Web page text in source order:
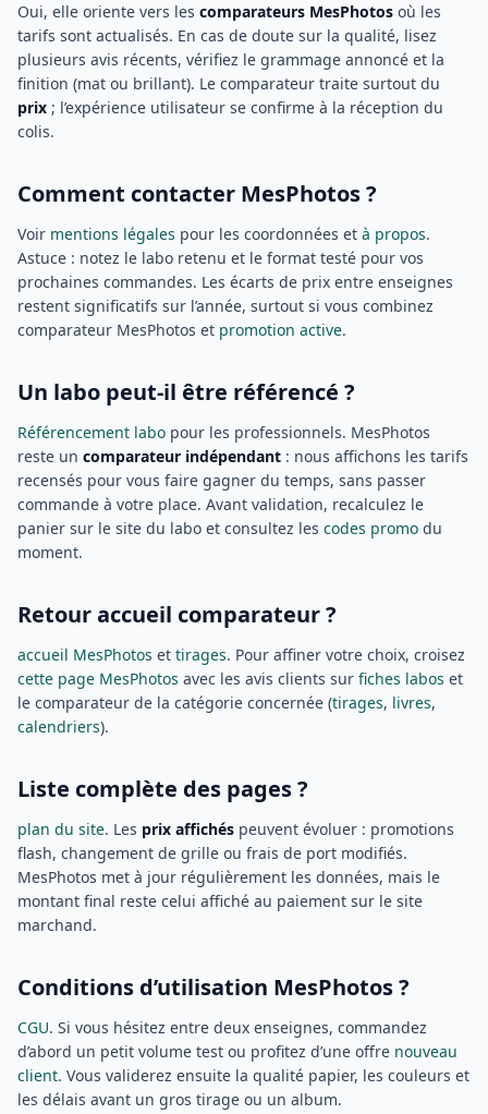
Oui, elle oriente vers les comparateurs MesPhotos où les
tarifs sont actualisés. En cas de doute sur la qualité, lisez
plusieurs avis récents, vérifiez le grammage annoncé et la
finition (mat ou brillant). Le comparateur traite surtout du
prix ; l’expérience utilisateur se confirme à la réception du
colis.
Comment contacter MesPhotos ?
Voir mentions légales pour les coordonnées et à propos.
Astuce : notez le labo retenu et le format testé pour vos
prochaines commandes. Les écarts de prix entre enseignes
restent significatifs sur l’année, surtout si vous combinez
comparateur MesPhotos et promotion active.
Un labo peut-il être référencé ?
Référencement labo pour les professionnels. MesPhotos
reste un comparateur indépendant : nous affichons les tarifs
recensés pour vous faire gagner du temps, sans passer
commande à votre place. Avant validation, recalculez le
panier sur le site du labo et consultez les codes promo du
moment.
Retour accueil comparateur ?
accueil MesPhotos et tirages. Pour affiner votre choix, croisez
cette page MesPhotos avec les avis clients sur fiches labos et
le comparateur de la catégorie concernée (tirages, livres,
calendriers).
Liste complète des pages ?
plan du site. Les prix affichés peuvent évoluer : promotions
flash, changement de grille ou frais de port modifiés.
MesPhotos met à jour régulièrement les données, mais le
montant final reste celui affiché au paiement sur le site
marchand.
Conditions d’utilisation MesPhotos ?
CGU. Si vous hésitez entre deux enseignes, commandez
d’abord un petit volume test ou profitez d’une offre nouveau
client. Vous validerez ensuite la qualité papier, les couleurs et
les délais avant un gros tirage ou un album.